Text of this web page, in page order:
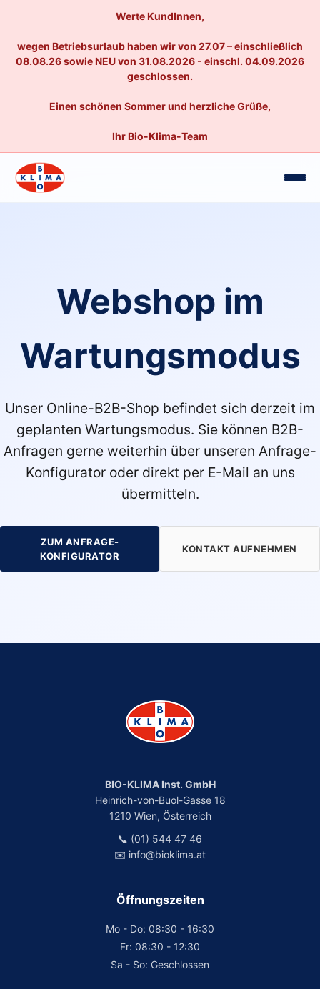
Werte KundInnen,
wegen Betriebsurlaub haben wir von 27.07 – einschließlich
08.08.26 sowie NEU von 31.08.2026 - einschl. 04.09.2026
geschlossen.
Einen schönen Sommer und herzliche Grüße,
Ihr Bio-Klima-Team
Webshop im
Wartungsmodus
Unser Online-B2B-Shop befindet sich derzeit im
geplanten Wartungsmodus. Sie können B2B-
Anfragen gerne weiterhin über unseren Anfrage-
Konfigurator oder direkt per E-Mail an uns
übermitteln.
ZUM ANFRAGE-
KONFIGURATOR
KONTAKT AUFNEHMEN
BIO-KLIMA Inst. GmbH
Heinrich-von-Buol-Gasse 18
1210 Wien, Österreich
📞 (01) 544 47 46
✉️ info@bioklima.at
Öffnungszeiten
Mo - Do: 08:30 - 16:30
Fr: 08:30 - 12:30
Sa - So: Geschlossen